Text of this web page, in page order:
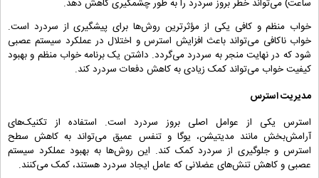
ساعت) می‌تواند خطر بروز سردرد را به طور چشمگیری کاهش دهد.
خواب منظم و کافی یکی از مؤثرترین روش‌ها برای پیشگیری از سردرد است.
خواب ناکافی می‌تواند باعث افزایش استرس و اختلال در عملکرد سیستم عصبی
شود که در نهایت منجر به سردرد می‌گردد. داشتن یک برنامه خواب منظم و بهبود
کیفیت خواب می‌تواند کمک زیادی به کاهش دفعات سردرد کند.
مدیریت استرس
استرس یکی از عوامل اصلی بروز سردرد است. استفاده از تکنیک‌های
آرامش‌بخش مانند مدیتیشن، یوگا و تنفس عمیق می‌تواند به کاهش سطح
استرس و جلوگیری از سردرد کمک کند. این روش‌ها به بهبود عملکرد سیستم
عصبی و کاهش تنش‌های عضلانی که عامل ایجاد سردرد هستند، کمک می‌کنند.